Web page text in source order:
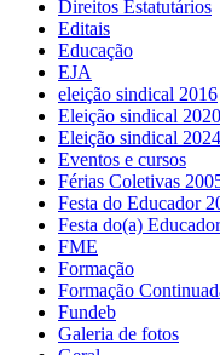
Direitos Estatutários
Editais
Educação
EJA
eleição sindical 2016
Eleição sindical 2020
Eleição sindical 2024
Eventos e cursos
Férias Coletivas
Festa do Educador
Festa do(a)
FME
Formação
Formação
Fundeb
Galeria de fotos